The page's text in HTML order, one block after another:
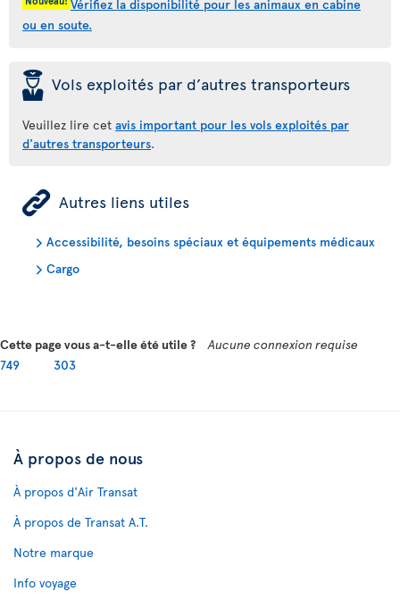
Vérifiez la disponibilité pour les animaux en cabine
ou en soute.
þ Vols exploités par d’autres transporteurs
Veuillez lire cet avis important pour les vols exploités par
d'autres transporteurs.
ÿ Autres liens utiles
Accessibilité, besoins spéciaux et équipements médicaux
Cargo
Cette page vous a-t-elle été utile ?
Aucune connexion requise
749
303
À propos de nous
À propos d'Air Transat
À propos de Transat A.T.
Notre marque
Info voyage